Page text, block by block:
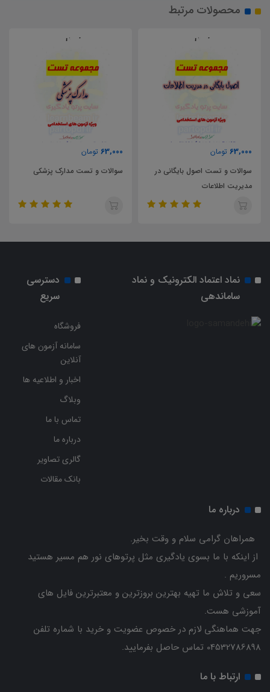
محصولات مرتبط
63,000 تومان
سوالات و تست اصول بایگانی در
مدیریت اطلاعات
63,000 تومان
سوالات و تست مدارک پزشکی
نماد اعتماد الکترونیک و نماد
ساماندهی
دسترسی
سریع
فروشگاه
سامانه آزمون های
آنلاین
اخبار و اطلاعیه ها
وبلاگ
تماس با ما
درباره ما
گالری تصاویر
بانک مقالات
درباره ما
همراهان گرامی سلام و وقت بخیر.
از اینکه با ما بسوی یادگیری مثل پرتوهای نور هم مسیر هستید
مسروریم .
سعی و تلاش ما تهیه بهترین بروزترین و معتبرترین فایل های
آموزشی هست.
جهت هماهنگی لازم در خصوص عضویت و خرید با شماره تلفن
04532786898 تماس حاصل بفرمایید.
ارتباط با ما